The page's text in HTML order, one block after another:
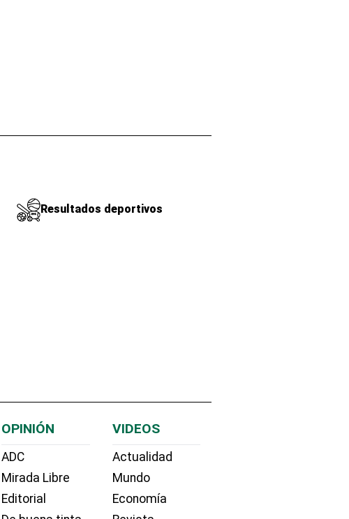
Resultados deportivos
OPINIÓN
ADC
Mirada Libre
Editorial
VIDEOS
Actualidad
Mundo
Economía